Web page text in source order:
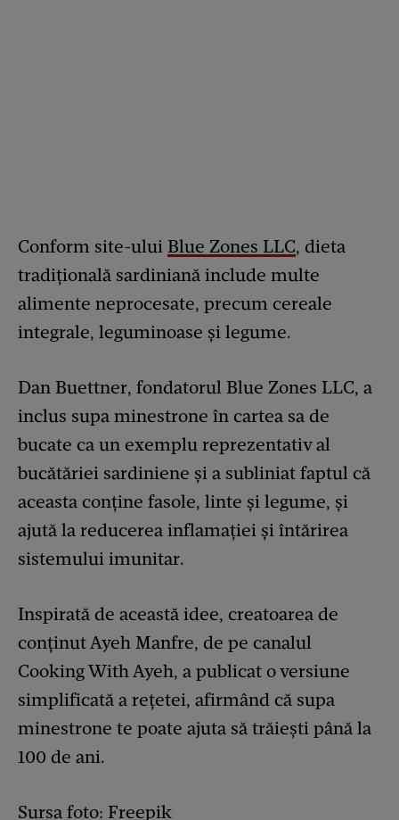
Conform site-ului Blue Zones LLC, dieta
tradițională sardiniană include multe
alimente neprocesate, precum cereale
integrale, leguminoase și legume.
Dan Buettner, fondatorul Blue Zones LLC, a
inclus supa minestrone în cartea sa de
bucate ca un exemplu reprezentativ al
bucătăriei sardiniene și a subliniat faptul că
aceasta conține fasole, linte și legume, și
ajută la reducerea inflamației și întărirea
sistemului imunitar.
Inspirată de această idee, creatoarea de
conținut Ayeh Manfre, de pe canalul
Cooking With Ayeh, a publicat o versiune
simplificată a rețetei, afirmând că supa
minestrone te poate ajuta să trăiești până la
100 de ani.
Sursa foto: Freepik